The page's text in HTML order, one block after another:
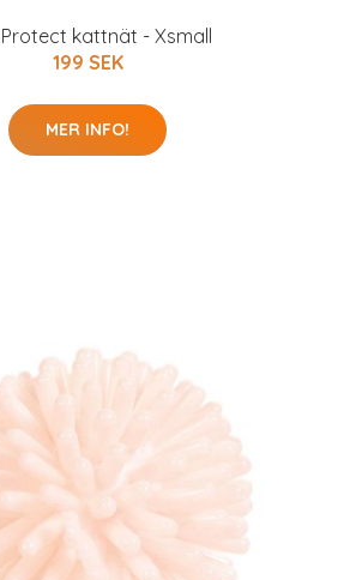
kattnät - Xsmall
199 SEK
MER INFO!